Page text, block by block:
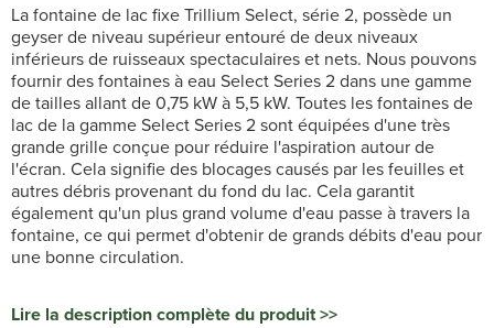
La fontaine de lac fixe Trillium Select, série 2, possède un
geyser de niveau supérieur entouré de deux niveaux
inférieurs de ruisseaux spectaculaires et nets. Nous pouvons
fournir des fontaines à eau Select Series 2 dans une gamme
de tailles allant de 0,75 kW à 5,5 kW. Toutes les fontaines de
lac de la gamme Select Series 2 sont équipées d'une très
grande grille conçue pour réduire l'aspiration autour de
l'écran. Cela signifie des blocages causés par les feuilles et
autres débris provenant du fond du lac. Cela garantit
également qu'un plus grand volume d'eau passe à travers la
fontaine, ce qui permet d'obtenir de grands débits d'eau pour
une bonne circulation.
Lire la description complète du produit >>